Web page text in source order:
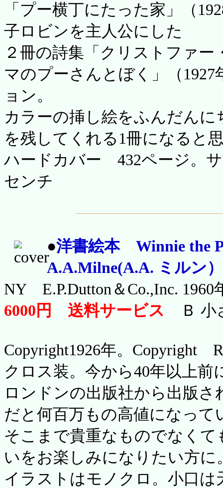
「プー横丁にたった家」（
子ロビンを主人公にした
２冊の詩集「クリストファー
マのプーさんとぼく」（
ョン。
カラーの挿し絵をふんだん
を残してくれる1冊になると
ハードカバー 432ページ。
センチ
●洋書絵本 Winnie the
A.A.Milne(A.A. ミルン
NY E.P.Dutton＆Co.,Inc.
6000円 送料サービス Ｂ 小
Copyright1926年。Copyright
クロス装。今から40年以上
ロンドンの出版社から出版
だと何百万もの高値になって
そこまで貴重なものでなく
いをお楽しみになりたい方に
イラストはモノクロ。小口